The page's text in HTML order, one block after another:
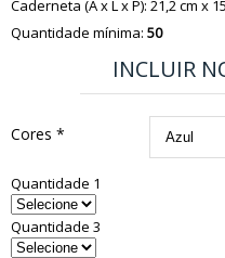
Caderneta (A x L x P): 21,2 cm x
Quantidade mínima: 50
INCLUIR
Cores *
Quantidade 1
Quantidade 3